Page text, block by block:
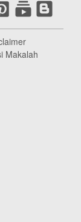
Makalah